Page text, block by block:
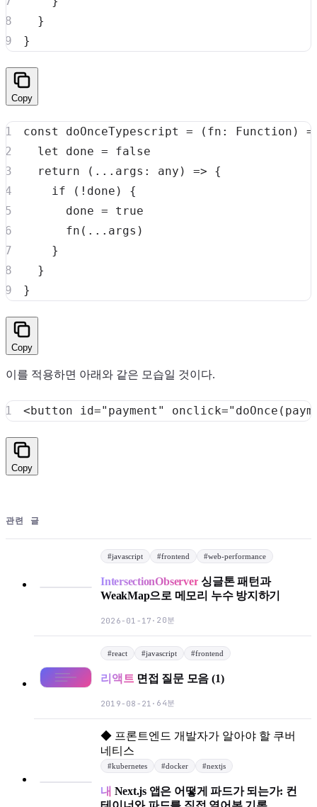
}
}
Copy
const doOnceTypescript = ( fn : Function )
let
done =
false
return
( ... args : any ) =>
{
if
( ! done )
{
      done
=
true
fn ( ... args )
}
}
}
Copy
이를 적용하면 아래와 같은 모습일 것이다.
<button id=" payment " onclick=" doOnce (
Copy
관련 글
#javascript #frontend #web-performance
IntersectionObserver 싱글톤 패턴과
WeakMap으로 메모리 누수 방지하기
2026-01-17 · 20분
#react #javascript #frontend
리액트 면접 질문 모음 (1)
2019-08-21 · 64분
◆ 프론트엔드 개발자가 알아야 할 쿠버
네티스
#kubernetes #docker #nextjs
내 Next.js 앱은 어떻게 파드가 되는가: 컨